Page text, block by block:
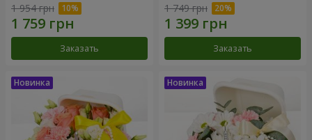
1 954 грн
Заказать
1 749 грн
Заказать